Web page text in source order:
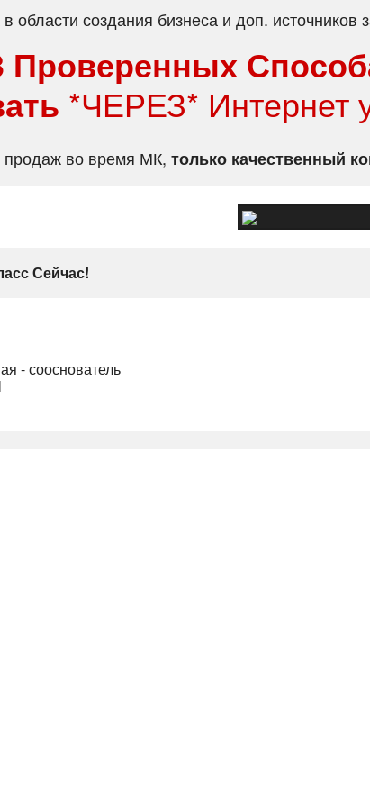
в области создания бизнеса и доп. источников
Проверенных
*ЧЕРЕЗ* Интернет
во время МК, только качественный
Сейчас!
- сооснователь